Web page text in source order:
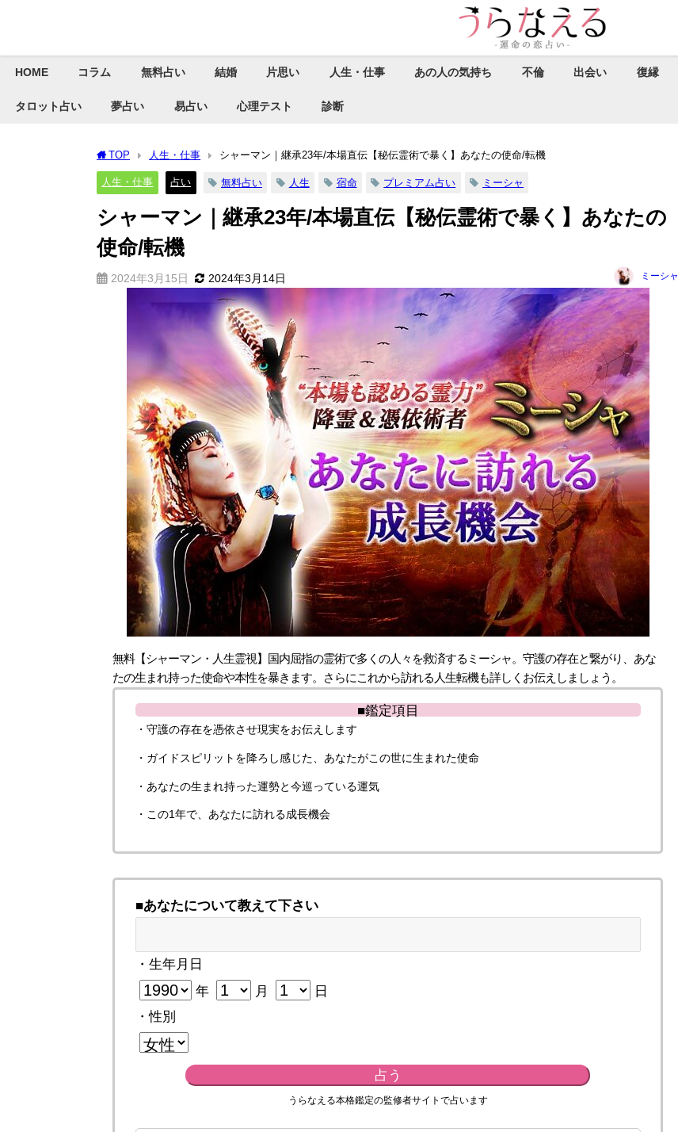
HOME コラム 無料占い 結婚 片思い 人生・仕事 あの人の気持ち 不倫 出会い 復縁
タロット占い 夢占い 易占い 心理テスト 診断
TOP 人生・仕事 シャーマン｜継承23年/本場直伝【秘伝霊術で暴く】あなたの使命/転機
人生・仕事 占い 無料占い 人生 宿命 プレミアム占い ミーシャ
シャーマン｜継承23年/本場直伝【秘伝霊術で暴く】あなたの
使命/転機
2024年3月15日 2024年3月14日 ミーシャ
無料【シャーマン・人生霊視】国内屈指の霊術で多くの人々を救済するミーシャ。守護の存在と繋がり、あな
たの生まれ持った使命や本性を暴きます。さらにこれから訪れる人生転機も詳しくお伝えしましょう。
■鑑定項目
・守護の存在を憑依させ現実をお伝えします
・ガイドスピリットを降ろし感じた、あなたがこの世に生まれた使命
・あなたの生まれ持った運勢と今巡っている運気
・この1年で、あなたに訪れる成長機会
■あなたについて教えて下さい
・生年月日
年 月
日
・性別
占う
うらなえる本格鑑定の監修者サイトで占います